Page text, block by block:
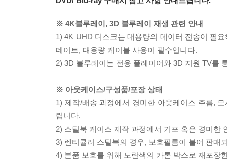
※ 4K블루레이, 3D 블루레이 재생 관련 안내
1) 4K UHD 디스크는 대용량의 데이터 전송이 필
데이트, 대용량 케이블 사용이 필수입니다.
2) 3D 블루레이는 전용 플레이어와 3D 지원 TV를
※ 아웃케이스/구성품/포장 상태
1) 제작/배송 과정에서 경미한 아웃케이스 주름,
립니다.
2) 스틸북 케이스 제작 과정에서 기포 혹은 경미한
3) 렌티큘러 스틸북의 경우, 보호필름이 붙어 판매
4) 본품 보호를 위해 노란색의 카톤 박스로 재포장